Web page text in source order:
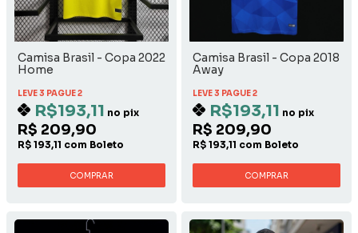
Camisa Brasil - Copa 2022
Home
LEVE 3 PAGUE 2
R$193,11 no pix
R$ 209,90
R$ 193,11 com Boleto
COMPRAR
Camisa Brasil - Copa 2018
Away
LEVE 3 PAGUE 2
R$193,11 no pix
R$ 209,90
R$ 193,11 com Boleto
COMPRAR